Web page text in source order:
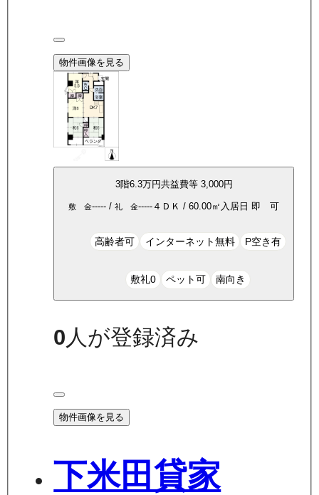
物件画像を見る
3階6.3万円共益費等 3,000円
敷 金----- / 礼 金----- ４ＤＫ / 60.00㎡ 入居日 即 可
高齢者可 インターネット無料 P空き有
敷礼0 ペット可 南向き
0 人が登録済み
物件画像を見る
下米田貸家